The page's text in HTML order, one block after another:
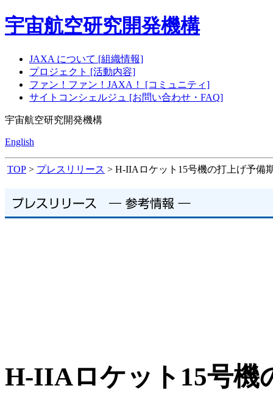
宇宙航空研究開発機構
JAXA について [組織情報]
プロジェクト [活動内容]
ファン！ファン！JAXA！ [コミュニティ]
サイトコンシェルジュ [お問い合わせ・FAQ]
宇宙航空研究開発機構
English
TOP > プレスリリース > H-IIAロケット15号機の打上げ予備
H-IIAロケット15号機